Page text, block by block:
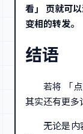
看」 页就可
变相的转发。
结语
若将 「
其实还有更多
无论是内